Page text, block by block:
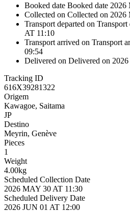
Booked date Booked date 2026
Collected on Collected on 2026
Transport departed on Transport
AT 11:10
Transport arrived on Transport
09:54
Delivered on Delivered on
Tracking ID
616X39281322
Origem
Kawagoe, Saitama
JP
Destino
Meyrin, Genève
Pieces
1
Weight
4.00kg
Scheduled Collection Date
2026 MAY 30 AT 11:30
Scheduled Delivery Date
2026 JUN 01 AT 12:00